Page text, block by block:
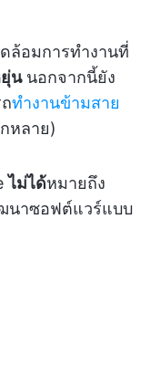
ล้อมการทำงานที่
นนอกจากนี้ยัง
ทำงานข้ามสาย
หลาย)
ไม่ได้หมายถึง
นาซอฟต์แวร์แบบ